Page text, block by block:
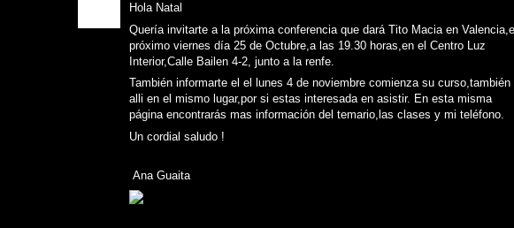
Hola Natal
Quería invitarte a la próxima conferencia que dará Tito Macia en Valencia,el
próximo viernes día 25 de Octubre,a las 19.30 horas,en el Centro Luz
Interior,Calle Bailen 4-2, junto a la renfe.
También informarte el el lunes 4 de noviembre comienza su curso,también
alli en el mismo lugar,por si estas interesada en asistir. En esta misma
página encontrarás mas información del temario,las clases y mi teléfono.
Un cordial saludo !
Ana Guaita